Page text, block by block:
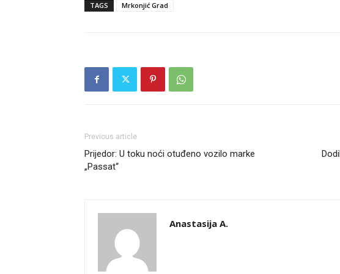
TAGS Mrkonjić Grad
Previous article
Prijedor: U toku noći otuđeno vozilo marke
„Passat“
Anastasija A.